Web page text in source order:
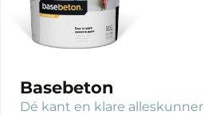
Basebeton
Dé kant en klare alleskunner